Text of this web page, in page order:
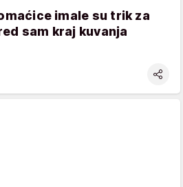
imale su trik za
sam kraj kuvanja